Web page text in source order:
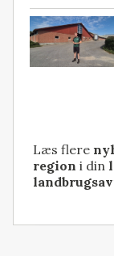
Læs flere
region i din